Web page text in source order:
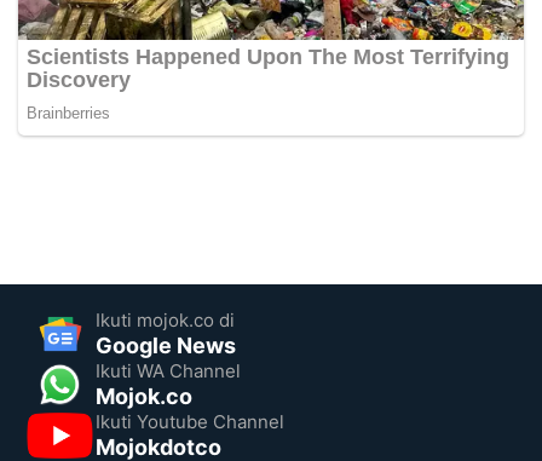
Ikuti mojok.co di
Google News
Ikuti WA Channel
Mojok.co
Ikuti Youtube Channel
Mojokdotco